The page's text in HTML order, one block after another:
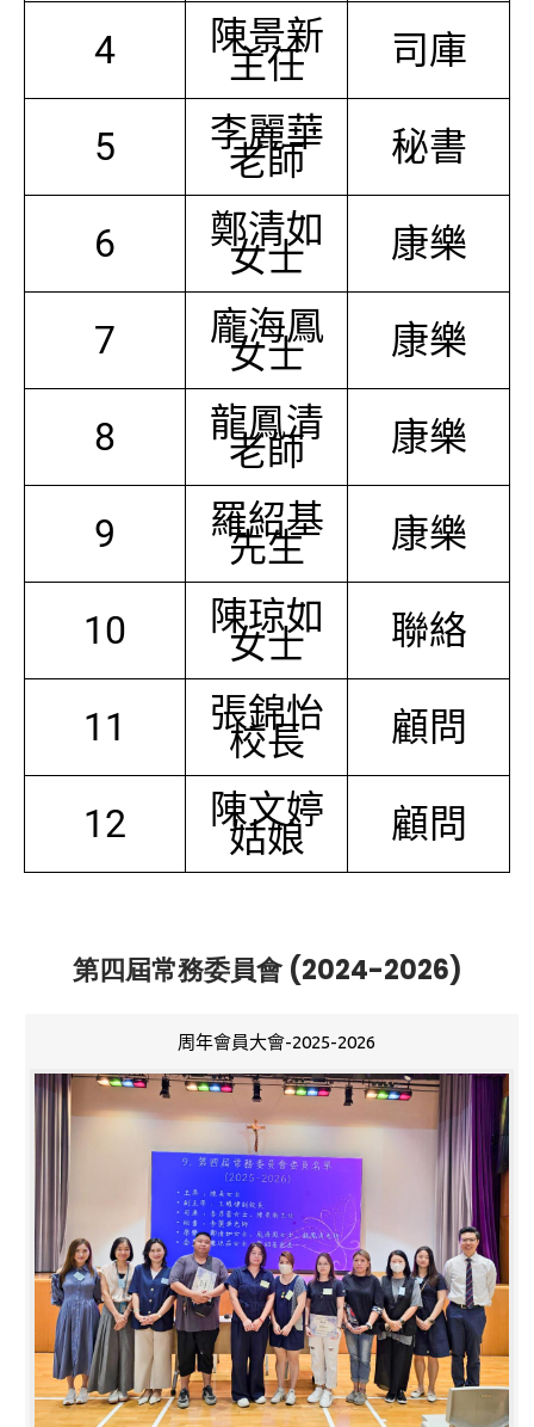
4 陳景新
主任 司庫
5 李麗華
老師 秘書
6 鄭清如
女士 康樂
7 龐海鳳
女士 康樂
8 龍鳳清
老師 康樂
9 羅紹基
先生 康樂
10 陳琼如
女士 聯絡
11 張錦怡
校長 顧問
12 陳文婷
姑娘 顧問
第四屆常務委員會 (2024-2026)
周年會員大會-2025-2026